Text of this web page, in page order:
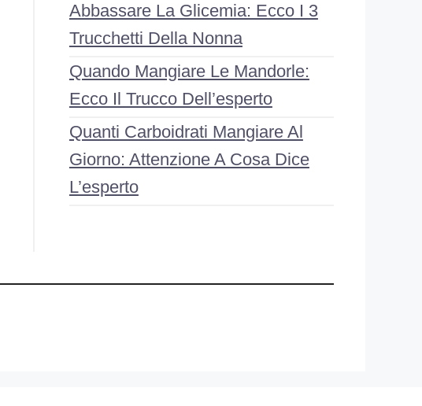
Abbassare La Glicemia: Ecco I 3
Trucchetti Della Nonna
Quando Mangiare Le Mandorle:
Ecco Il Trucco Dell’esperto
Quanti Carboidrati Mangiare Al
Giorno: Attenzione A Cosa Dice
L’esperto